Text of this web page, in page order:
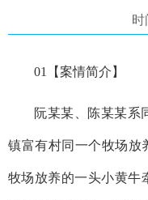
时
01 【案情简介】
阮某某、陈某某系
镇富有村同一个牧场放
牧场放养的一头小黄牛